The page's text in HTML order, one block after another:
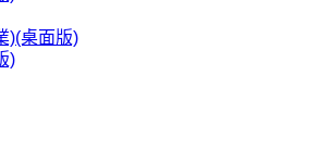
)(桌面版)
)